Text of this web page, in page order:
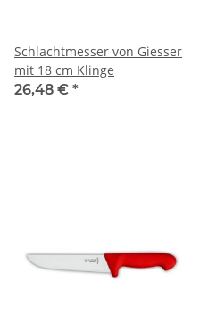
Schlachtmesser von Giesser
mit 18 cm Klinge
26,48 € *